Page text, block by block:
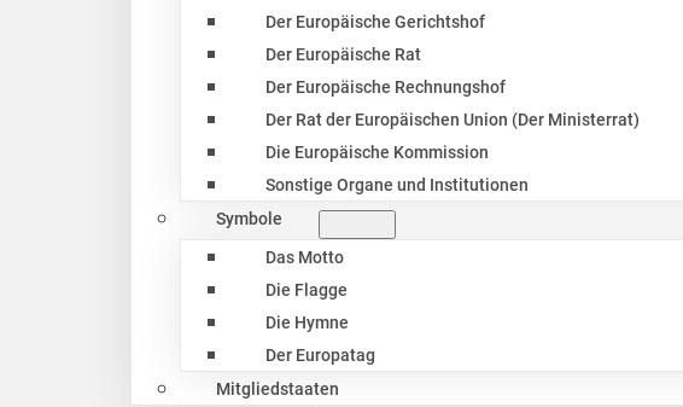
Der Europäische Gerichtshof
Der Europäische Rat
Der Europäische Rechnungshof
Der Rat der Europäischen Union (Der Ministerrat)
Die Europäische Kommission
Sonstige Organe und Institutionen
Symbole
Das Motto
Die Flagge
Die Hymne
Der Europatag
Mitgliedstaaten